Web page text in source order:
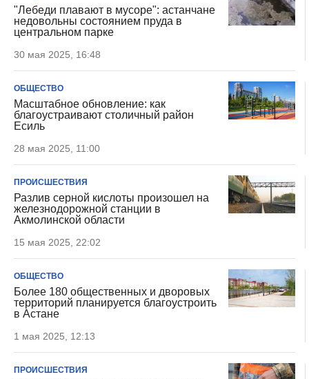
"Лебеди плавают в мусоре": астанчане
недовольны состоянием пруда в
центральном парке
30 мая 2025, 16:48
ОБЩЕСТВО
Масштабное обновление: как
благоустраивают столичный район
Есиль
28 мая 2025, 11:00
ПРОИСШЕСТВИЯ
Разлив серной кислоты произошел на
железнодорожной станции в
Акмолинской области
15 мая 2025, 22:02
ОБЩЕСТВО
Более 180 общественных и дворовых
территорий планируется благоустроить
в Астане
1 мая 2025, 12:13
ПРОИСШЕСТВИЯ